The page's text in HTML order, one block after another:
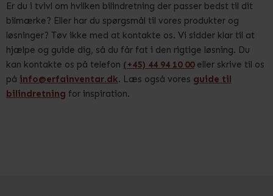
Er du i tvivl om hvilken bilindretning der passer bedst til dit
bilmærke? Eller har du spørgsmål til vores produkter og
løsninger? Tøv ikke med at kontakte os. Vi sidder klar til at
hjælpe og guide dig, så du får fat i den rigtige løsning. Du
kan kontakte os på telefon (+45) 44 94 10 00eller skrive til os
på info@erfainventar.dk. Læs også vores guide til
bilindretning for inspiration.